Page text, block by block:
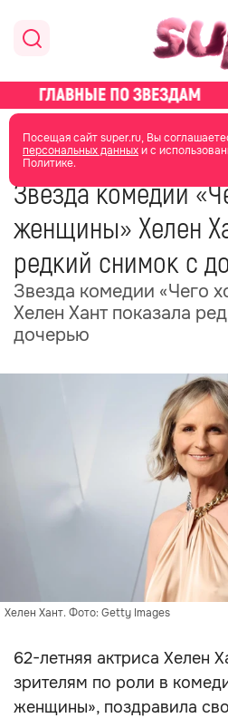
Посещая сайт super.ru, Вы
персональных данныхи с
Политике.
главная новости о звездах
14 мая 04:38
Звезда комедии
женщины» Хелен
редкий снимок с
Звезда комедии «Чего
Хелен Хант показала
дочерью
Хелен Хант. Фото: Getty Images
62-летняя актриса Хелен
зрителям по роли в
женщины», поздравила